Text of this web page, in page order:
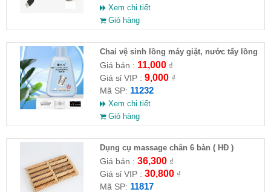
Xem chi tiết
Giỏ hàng
Chai vệ sinh lồng máy giặt, nước tẩy lồng
máy giặt CLEANING FLUID
Giá bán : 11,000₫
Giá sỉ VIP : 9,000₫
Mã SP: 11232
Xem chi tiết
Giỏ hàng
Dụng cụ massage chân 6 bàn ( HĐ )
Giá bán : 36,300₫
Giá sỉ VIP : 30,800₫
Mã SP: 11817